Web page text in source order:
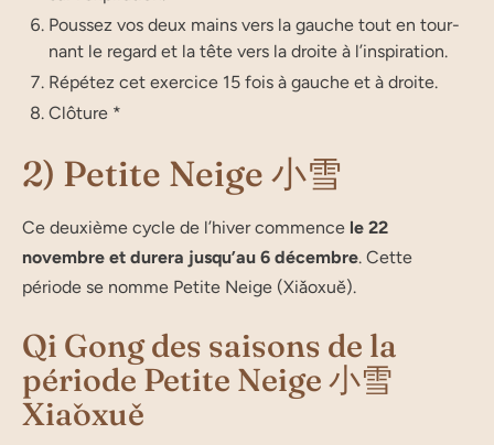
Pous­sez vos deux mains vers la gauche tout en tour­
nant le regard et la tête vers la droite à l’inspiration.
Répé­tez cet exer­cice 15 fois à gauche et à droite.
Clô­tu­re *
2) Petite Neige 小雪
Ce deuxième cycle de l’hi­ver com­mence le 22
novembre et dure­ra jus­qu’au 6 décembre. Cette
période se nomme Petite Neige (Xiǎoxuě).
Qi Gong des saisons de la
période Petite Neige 小雪
Xiǎoxuě